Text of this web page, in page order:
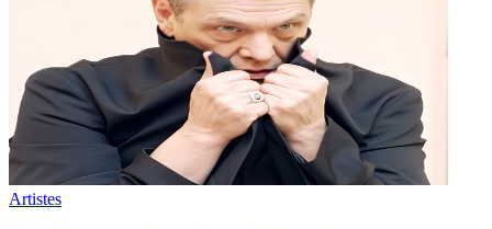
Artistes